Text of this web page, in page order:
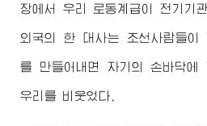
장에서 우리 로동계급이 전기기
외국의 한 대사는 조선사람들이
를 만들어내면 자기의 손바닥에
우리를 비웃었다.